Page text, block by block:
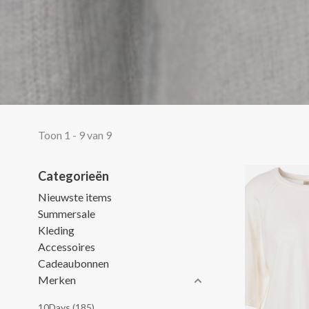
Toon 1 - 9 van 9
Categorieën
Nieuwste items
Summersale
Kleding
Accessoires
Cadeaubonnen
Merken